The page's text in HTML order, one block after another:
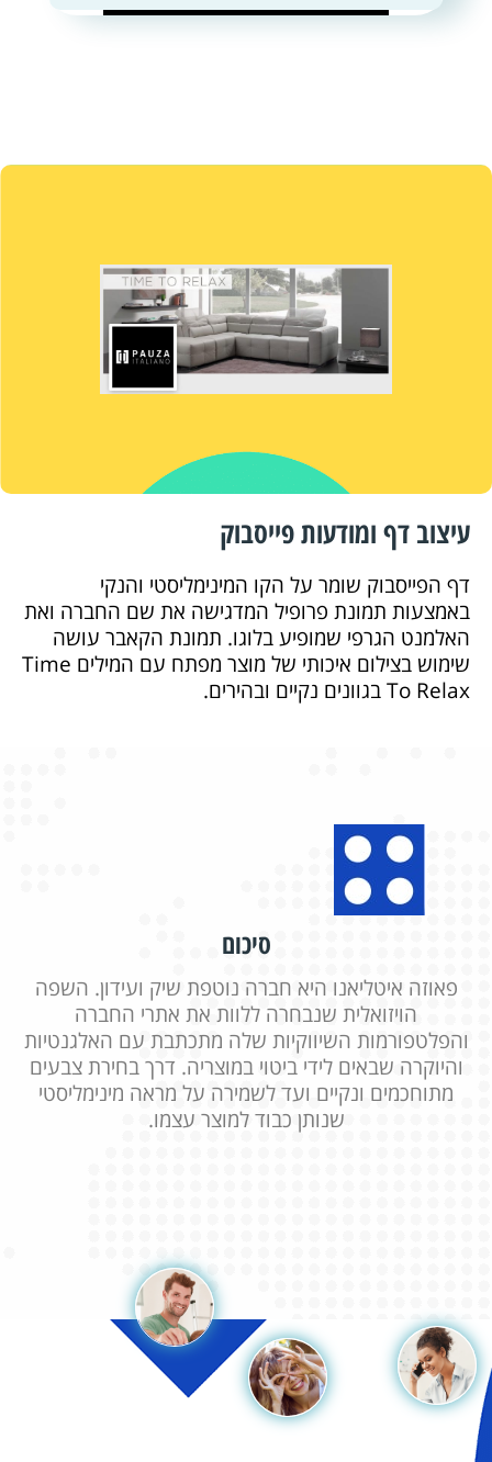
עיצוב דף ומודעות פייסבוק
דף הפייסבוק שומר על הקו המינימליסטי והנקי
באמצעות תמונת פרופיל המדגישה את שם החברה ואת
האלמנט הגרפי שמופיע בלוגו. תמונת הקאבר עושה
שימוש בצילום איכותי של מוצר מפתח עם המילים Time
To Relax בגוונים נקיים ובהירים.
סיכום
פאוזה איטליאנו היא חברה נוטפת שיק ועידון. השפה
הויזואלית שנבחרה ללוות את אתרי החברה
והפלטפורמות השיווקיות שלה מתכתבת עם האלגנטיות
והיוקרה שבאים לידי ביטוי במוצריה. דרך בחירת צבעים
מתוחכמים ונקיים ועד לשמירה על מראה מינימליסטי
שנותן כבוד למוצר עצמו.